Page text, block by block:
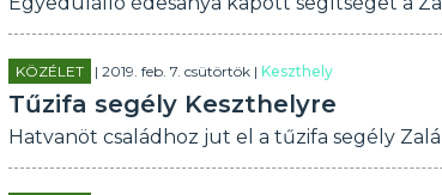
KÖZÉLET | 2019. feb. 7. csütörtök | Keszthely
Tűzifa segély Keszthelyre
Hatvanöt családhoz jut el a tűzifa segély